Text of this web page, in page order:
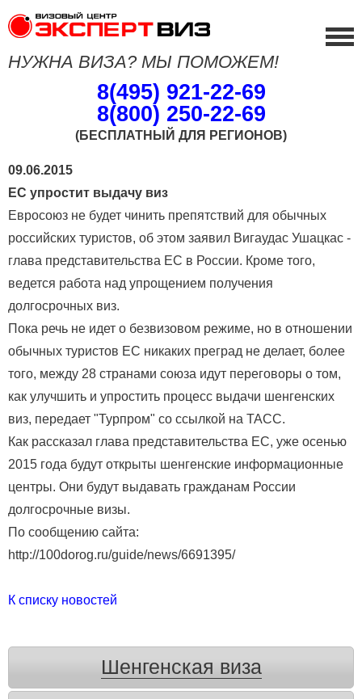
НУЖНА ВИЗА? МЫ ПОМОЖЕМ!
8(495) 921-22-69
8(800) 250-22-69
(БЕСПЛАТНЫЙ ДЛЯ РЕГИОНОВ)
09.06.2015
ЕС упростит выдачу виз
Евросоюз не будет чинить препятствий для обычных
российских туристов, об этом заявил Вигаудас Ушацкас -
глава представительства ЕС в России. Кроме того,
ведется работа над упрощением получения
долгосрочных виз.
Пока речь не идет о безвизовом режиме, но в отношении
обычных туристов ЕС никаких преград не делает, более
того, между 28 странами союза идут переговоры о том,
как улучшить и упростить процесс выдачи шенгенских
виз, передает "Турпром" со ссылкой на ТАСС.
Как рассказал глава представительства ЕС, уже осенью
2015 года будут открыты шенгенские информационные
центры. Они будут выдавать гражданам России
долгосрочные визы.
По сообщению сайта:
http://100dorog.ru/guide/news/6691395/
К списку новостей
Шенгенская виза